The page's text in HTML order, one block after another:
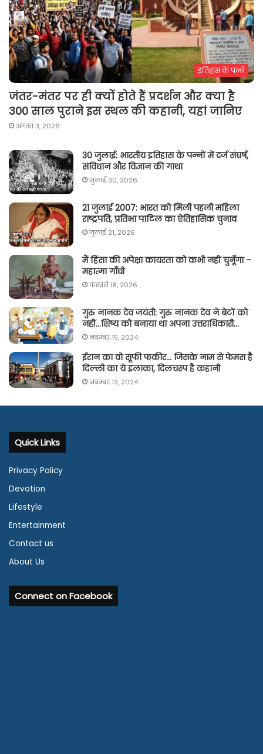
इतिहास के पन्ने
जंतर-मंतर पर ही क्यों होते हैं प्रदर्शन और क्या है
300 साल पुराने इस स्थल की कहानी, यहां जानिए
अगस्त 3, 2026
30 जुलाई: भारतीय इतिहास के पन्नों में दर्ज संघर्ष,
संविधान और विज्ञान की गाथा
जुलाई 30, 2026
21 जुलाई 2007: भारत को मिली पहली महिला
राष्ट्रपति, प्रतिभा पाटिल का ऐतिहासिक चुनाव
जुलाई 21, 2026
मैं हिंसा की अपेक्षा कायरता को कभी नहीं चुनूँगा –
महात्मा गाँधी
फ़रवरी 18, 2026
गुरु नानक देव जयंती: गुरु नानक देव ने बेटों को
नहीं…शिष्य को बनाया था अपना उत्तराधिकारी…
नवम्बर 15, 2024
ईरान का वो सूफी फकीर… जिसके नाम से फेमस है
दिल्ली का ये इलाका, दिलचस्प है कहानी
नवम्बर 13, 2024
Quick Links
Privacy Policy
Devotion
Lifestyle
Entertainment
Contact us
About Us
Connect on Facebook